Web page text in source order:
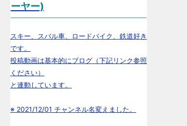
ーヤー)
スキー、スバル車、ロードバイク、鉄道好き
です。
投稿動画は基本的にブログ（下記リンク参照
ください）
と連動しています。
※ 2021/12/01 チャンネル名変えました。